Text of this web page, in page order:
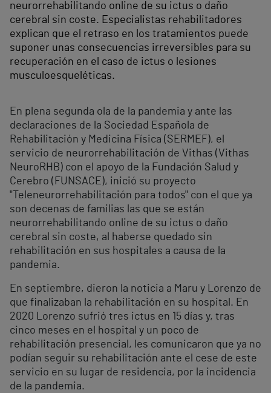
neurorrehabilitando online de su ictus o daño
cerebral sin coste. Especialistas rehabilitadores
explican que el retraso en los tratamientos puede
suponer unas consecuencias irreversibles para su
recuperación en el caso de ictus o lesiones
musculoesqueléticas.
En plena segunda ola de la pandemia y ante las
declaraciones de la Sociedad Española de
Rehabilitación y Medicina Física (SERMEF), el
servicio de neurorrehabilitación de Vithas (Vithas
NeuroRHB) con el apoyo de la Fundación Salud y
Cerebro (FUNSACE), inició su proyecto
"Teleneurorrehabilitación para todos" con el que ya
son decenas de familias las que se están
neurorrehabilitando online de su ictus o daño
cerebral sin coste, al haberse quedado sin
rehabilitación en sus hospitales a causa de la
pandemia.
En septiembre, dieron la noticia a Maru y Lorenzo de
que finalizaban la rehabilitación en su hospital. En
2020 Lorenzo sufrió tres ictus en 15 días y, tras
cinco meses en el hospital y un poco de
rehabilitación presencial, les comunicaron que ya no
podían seguir su rehabilitación ante el cese de este
servicio en su lugar de residencia, por la incidencia
de la pandemia.